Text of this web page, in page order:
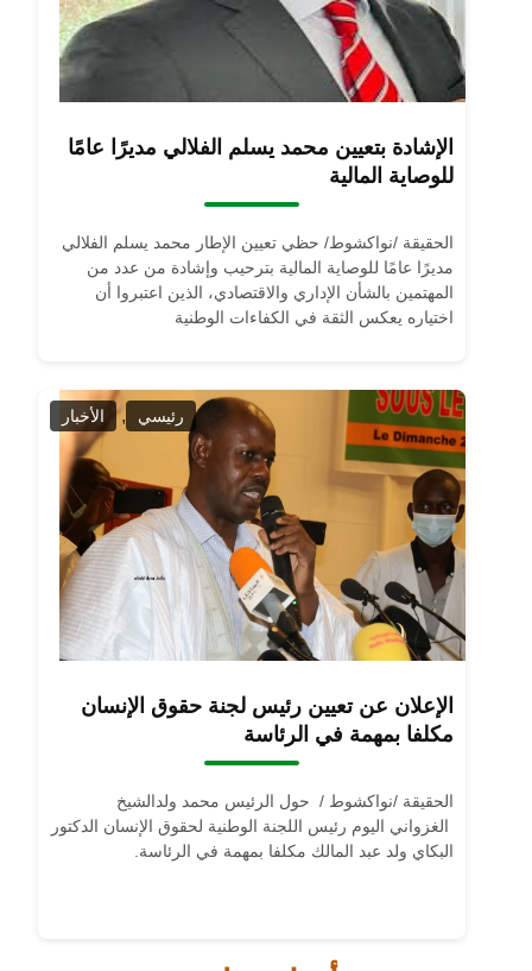
الإشادة بتعيين محمد يسلم الفلالي مديرًا عامًا
للوصاية المالية
الحقيقة /نواكشوط/ حظي تعيين الإطار محمد يسلم الفلالي
مديرًا عامًا للوصاية المالية بترحيب وإشادة من عدد من
المهتمين بالشأن الإداري والاقتصادي، الذين اعتبروا أن
اختياره يعكس الثقة في الكفاءات الوطنية
رئيسي , الأخبار
الإعلان عن تعيين رئيس لجنة حقوق الإنسان
مكلفا بمهمة في الرئاسة
الحقيقة /نواكشوط / حول الرئيس محمد ولدالشيخ
الغزواني اليوم رئيس اللجنة الوطنية لحقوق الإنسان الدكتور
البكاي ولد عبد المالك مكلفا بمهمة في الرئاسة.